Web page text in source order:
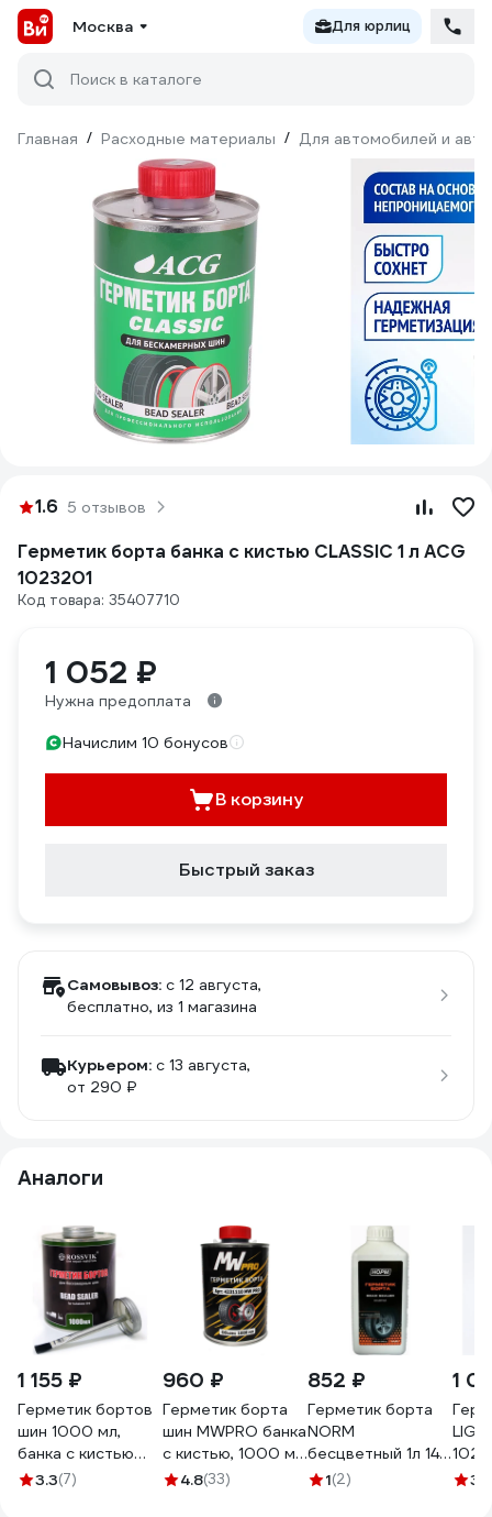
Москва Для юрлиц
Поиск в каталоге
Главная / Расходные материалы / Для автомобилей и
1.6 5 отзывов
Герметик борта банка с кистью CLASSIC 1 л ACG
1023201
Код товара: 35407710
1 052 ₽
Нужна предоплата
Начислим 10 бонусов
В корзину
Быстрый заказ
Самовывоз: c 12 августа,
бесплатно, из 1 магазина
Курьером: c 13 августа,
от 290 ₽
Аналоги
1 155 ₽
Герметик бортов
шин 1000 мл,
банка с кистью
Rossvik GB.10.K.2
3.3(7)
960 ₽
Герметик борта
шин MWPRO банка
с кистью, 1000 мл
4231110
4.8(33)
852 ₽
Герметик борта
NORM
бесцветный 1л 14-
201
1(2)
1
3.9